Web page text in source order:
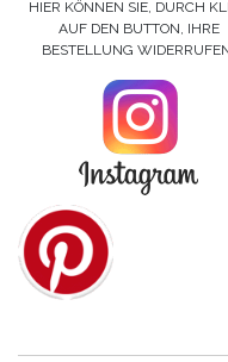
HIER KÖNNEN SIE, DURCH
AUF DEN BUTTON, IHRE
BESTELLUNG